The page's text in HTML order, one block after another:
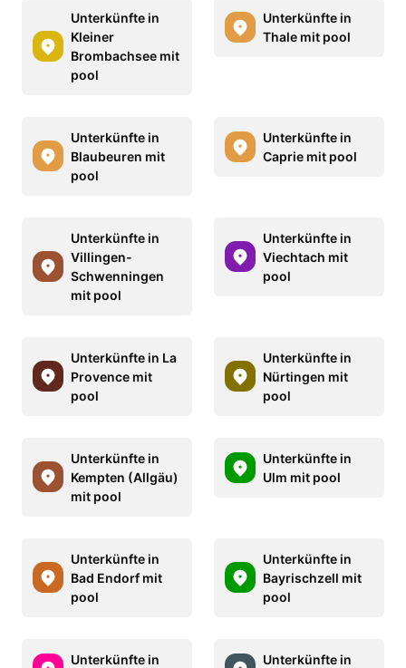
Unterkünfte in
Kleiner
Brombachsee mit
pool
Unterkünfte in
Thale mit pool
Unterkünfte in
Blaubeuren mit
pool
Unterkünfte in
Caprie mit pool
Unterkünfte in
Villingen-
Schwenningen
mit pool
Unterkünfte in
Viechtach mit
pool
Unterkünfte in La
Provence mit
pool
Unterkünfte in
Nürtingen mit
pool
Unterkünfte in
Kempten (Allgäu)
mit pool
Unterkünfte in
Ulm mit pool
Unterkünfte in
Bad Endorf mit
pool
Unterkünfte in
Bayrischzell mit
pool
Unterkünfte in
Unterkünfte in